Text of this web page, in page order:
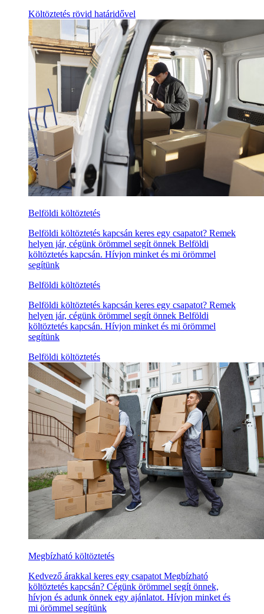
Költöztetés rövid határidővel
Belföldi költöztetés
Belföldi költöztetés kapcsán keres egy csapatot? Remek
helyen jár, cégünk örömmel segít önnek Belföldi
költöztetés kapcsán. Hívjon minket és mi örömmel
segítünk
Belföldi költöztetés
Belföldi költöztetés kapcsán keres egy csapatot? Remek
helyen jár, cégünk örömmel segít önnek Belföldi
költöztetés kapcsán. Hívjon minket és mi örömmel
segítünk
Belföldi költöztetés
Megbízható költöztetés
Kedvező árakkal keres egy csapatot Megbízható
költöztetés kapcsán? Cégünk örömmel segít önnek,
hívjon és adunk önnek egy ajánlatot. Hívjon minket és
mi örömmel segítünk